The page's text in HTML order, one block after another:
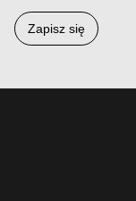
Zapisz się